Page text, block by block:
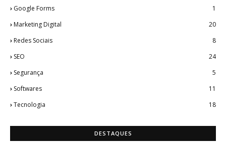
Google Forms
1
Marketing Digital
20
Redes Sociais
8
SEO
24
Segurança
5
Softwares
11
Tecnologia
18
DESTAQUES